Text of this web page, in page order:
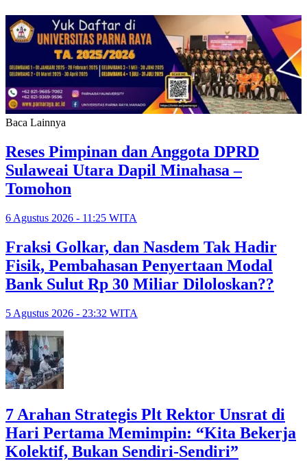
Baca Lainnya
Reses Pimpinan dan Anggota DPRD
Sulaweai Utara Dapil Minahasa –
Tomohon
6 Agustus 2026 - 11:25 WITA
Fraksi Golkar, dan Nasdem Tak Hadir
Fisik, Pembahasan Penyertaan Modal
Bank Sulut Rp 30 Miliar Diloloskan??
5 Agustus 2026 - 23:32 WITA
7 Arahan Strategis Plt Rektor Unsrat di
Hari Pertama Memimpin: “Kita Bekerja
Kolektif, Bukan Sendiri-Sendiri”